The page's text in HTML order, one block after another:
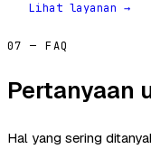
Lihat layanan →
07 — FAQ
Pertanyaan
Hal yang sering